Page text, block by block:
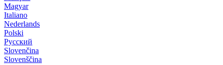
Magyar
Italiano
Nederlands
Polski
Русский
Slovenčina
Slovenščina